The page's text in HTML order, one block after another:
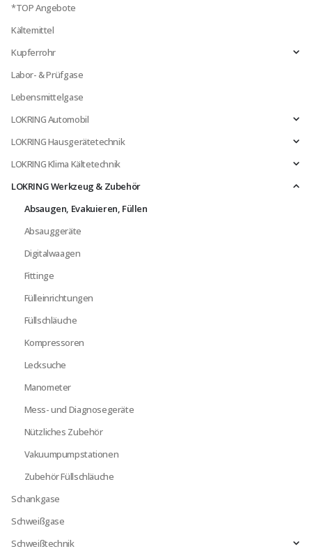
*TOP Angebote
Kältemittel
Kupferrohr
Labor- & Prüfgase
Lebensmittelgase
LOKRING Automobil
LOKRING Hausgerätetechnik
LOKRING Klima Kältetechnik
LOKRING Werkzeug & Zubehör
Absaugen, Evakuieren, Füllen
Absauggeräte
Digitalwaagen
Fittinge
Fülleinrichtungen
Füllschläuche
Kompressoren
Lecksuche
Manometer
Mess- und Diagnosegeräte
Nützliches Zubehör
Vakuumpumpstationen
Zubehör Füllschläuche
Schankgase
Schweißgase
Schweißtechnik